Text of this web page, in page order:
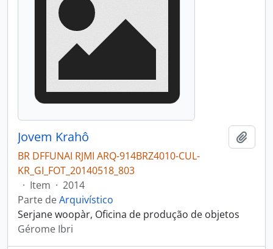
Jovem Krahô
BR DFFUNAI RJMI ARQ-914BRZ4010-CUL-
KR_GI_FOT_20140518_803
· Item · 2014
Parte deArquivístico
Serjane woopàr, Oficina de produção de objetos
Gérome Ibri